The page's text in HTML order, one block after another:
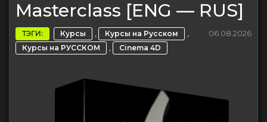
Masterclass [ENG — RUS]
ТЭГИ: Курсы , Курсы на Русском ,
Курсы на РУССКОМ , Cinema 4D
06.08.2026